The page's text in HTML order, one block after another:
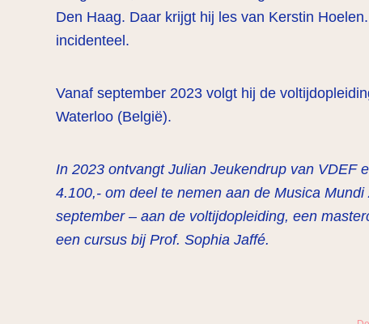
Den Haag. Daar krijgt hij les van Kerstin
incidenteel.
Vanaf september 2023 volgt hij de
Waterloo (België).
In 2023 ontvangt Julian Jeukendrup van VDEF
4.100,- om deel te nemen aan de Musica
september – aan de voltijdopleiding, een
een cursus bij Prof. Sophia Jaffé.